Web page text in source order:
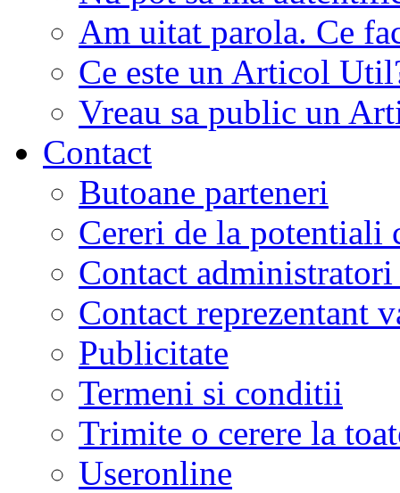
Am uitat parola. Ce
Ce este un Articol
Vreau sa public un
Contact
Butoane parteneri
Cereri de la potentiali
Contact
Contact reprezentant
Publicitate
Termeni si conditii
Trimite o cerere la
Useronline